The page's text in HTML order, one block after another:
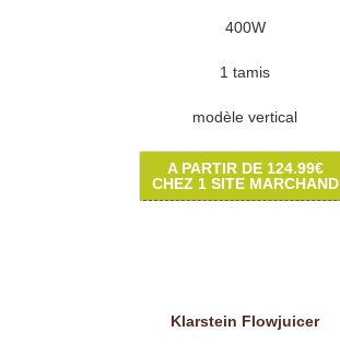
400W
1 tamis
modèle vertical
A PARTIR DE 124.99€
CHEZ 1 SITE MARCHAND
Klarstein Flowjuicer